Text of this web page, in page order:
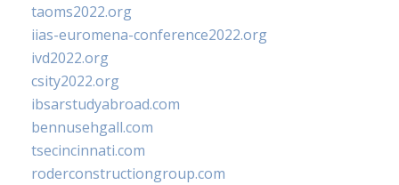
taoms2022.org
iias-euromena-conference2022.org
ivd2022.org
csity2022.org
ibsarstudyabroad.com
bennusehgall.com
tsecincinnati.com
roderconstructiongroup.com